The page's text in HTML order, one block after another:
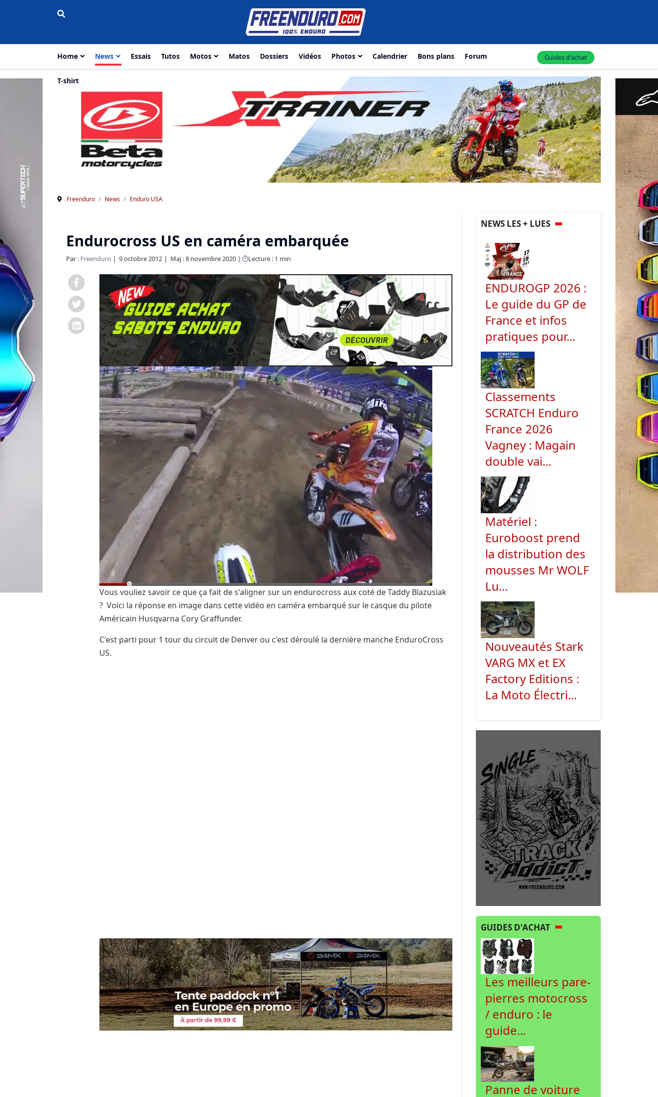
Home News Essais Tutos Motos Matos Dossiers Vidéos Photos Calendrier Bons plans Forum
T-shirt
Guides d'achat
Freenduro News Enduro USA
Endurocross US en caméra embarquée
Par : Freenduro 9 octobre 2012 Maj : 8 novembre 2020 Lecture : 1 min
Vous vouliez savoir ce que ça fait de s'aligner sur un endurocross aux coté de Taddy Blazusiak
? Voici la réponse en image dans cette vidéo en caméra embarqué sur le casque du pilote
Américain Husqvarna Cory Graffunder.
C'est parti pour 1 tour du circuit de Denver ou c'est déroulé la dernière manche EnduroCross
US.
NEWS LES + LUES
ENDUROGP 2026 :
Le guide du GP de
France et infos
pratiques pour...
Classements
SCRATCH Enduro
France 2026
Vagney : Magain
double vai...
Matériel :
Euroboost prend
la distribution des
mousses Mr WOLF
Lu...
Nouveautés Stark
VARG MX et EX
Factory Editions :
La Moto Électri...
GUIDES D'ACHAT
Les meilleurs pare-
pierres motocross
/ enduro : le
guide...
Panne de voiture